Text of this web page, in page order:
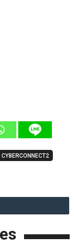
CYBERCONNECT2